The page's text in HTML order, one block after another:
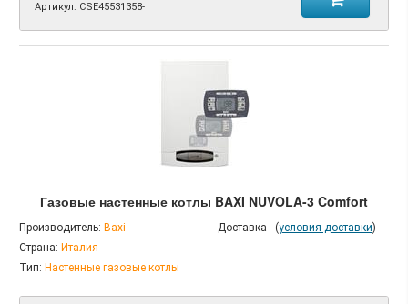
Артикул: CSE45531358-
Газовые настенные котлы BAXI NUVOLA-3 Comfort
Производитель: Baxi
Страна: Италия
Тип: Настенные газовые котлы
Доставка - (условия доставки)